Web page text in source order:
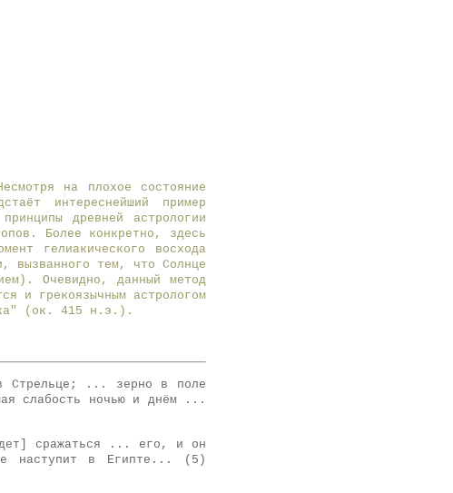
на плохое состояние
интереснейший пример
древней астрологии
Более конкретно, здесь
гелиакического восхода
вызванного тем, что Солнце
Очевидно, данный метод
и грекоязычным астрологом
(ок. 415 н.э.).
Стрельце; ... зерно в поле
слабость ночью и днём ...
сражаться ... его, и он
наступит в Египте... (5)